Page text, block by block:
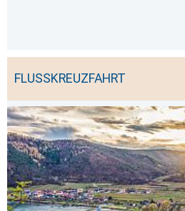
FLUSSKREUZFAHRT